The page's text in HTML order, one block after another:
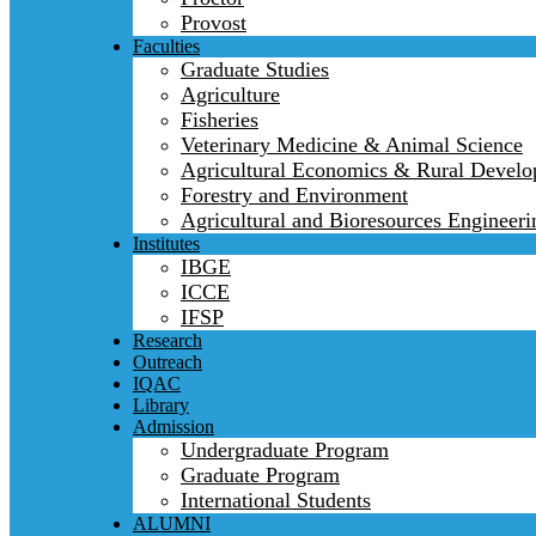
Provost
Faculties
Graduate Studies
Agriculture
Fisheries
Veterinary Medicine & Animal Science
Agricultural Economics & Rural
Forestry and Environment
Agricultural and Bioresources
Institutes
IBGE
ICCE
IFSP
Research
Outreach
IQAC
Library
Admission
Undergraduate Program
Graduate Program
International Students
ALUMNI